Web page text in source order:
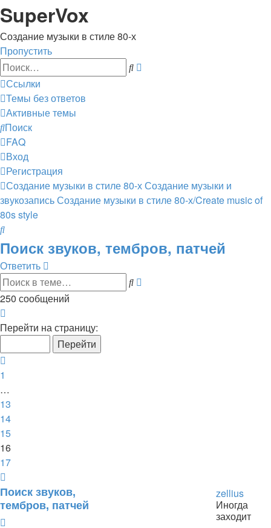
Регистрация
SuperVox
Создание музыки в стиле 80-х
Пропустить
Поиск
Ссылки
Темы без ответов
Активные темы
Поиск
FAQ
Вход
Регистрация
Создание музыки в стиле 80-хСоздание музыки и
звукозаписьСоздание музыки в стиле 80-х/Create music of
80s style
Поиск
Поиск звуков, тембров, патчей
Ответить
Ответить
Поиск
250 сообщений
16
17
Перейти на страницу:
1
…
13
14
15
16
17
zellius
Иногда
заходит
Поиск звуков,
тембров, патчей